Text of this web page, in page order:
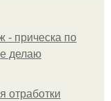
- прическа по
делаю
отработки